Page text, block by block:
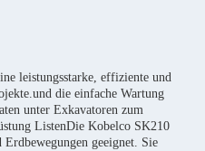
leistungsstarke, effiziente und
die einfache Wartung
unter Exkavatoren zum
ListenDie Kobelco SK210
geeignet. Sie